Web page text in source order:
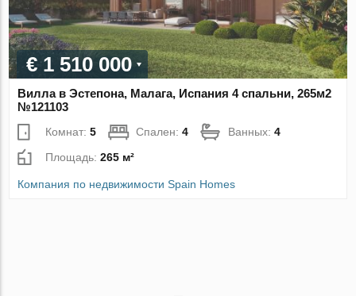
€ 1 510 000
Вилла в Эстепона, Малага, Испания 4 спальни, 265м2
№121103
Комнат:5 Спален:4 Ванных:4
Площадь:265 м²
Компания по недвижимости Spain Homes